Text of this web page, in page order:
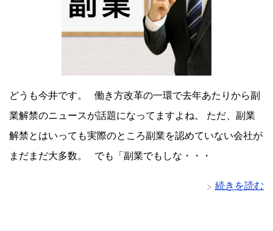
どうも今井です。 働き方改革の一環で去年あたりから副
業解禁のニュースが話題になってますよね。 ただ、副業
解禁とはいっても実際のところ副業を認めていない会社が
まだまだ大多数。 でも「副業でもしな・・・
続きを読む